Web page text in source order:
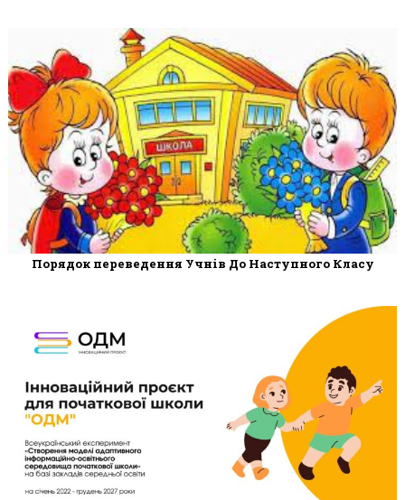
Порядок переведення Учнів До Наступного Класу